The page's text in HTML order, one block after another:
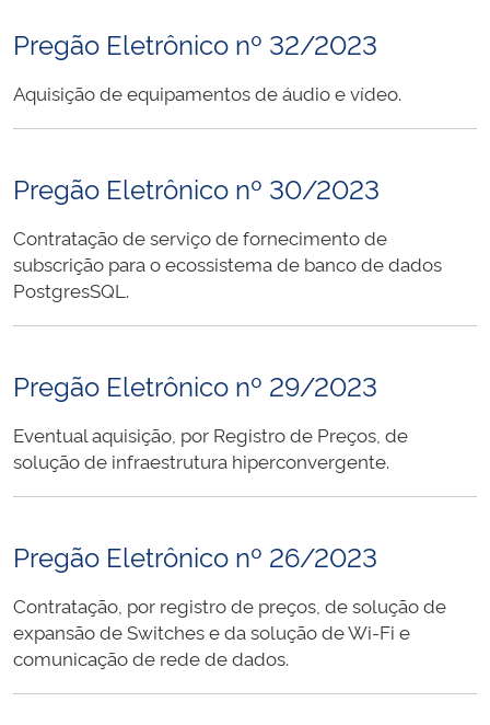
Pregão Eletrônico nº 32/2023
Aquisição de equipamentos de áudio e vídeo.
Pregão Eletrônico nº 30/2023
Contratação de serviço de fornecimento de
subscrição para o ecossistema de banco de dados
PostgresSQL.
Pregão Eletrônico nº 29/2023
Eventual aquisição, por Registro de Preços, de
solução de infraestrutura hiperconvergente.
Pregão Eletrônico nº 26/2023
Contratação, por registro de preços, de solução de
expansão de Switches e da solução de Wi-Fi e
comunicação de rede de dados.